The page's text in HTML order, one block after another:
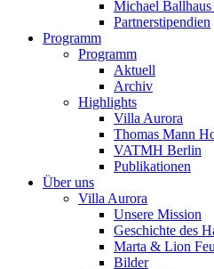
Michael
Partnerstipendien
Programm
Programm
Aktuell
Archiv
Highlights
Villa Aurora
Thomas Mann
VATMH Berlin
Publikationen
Über uns
Villa Aurora
Unsere Mission
Geschichte des
Marta & Lion
Bilder